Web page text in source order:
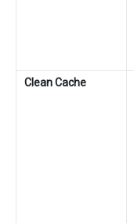
Clean Cache